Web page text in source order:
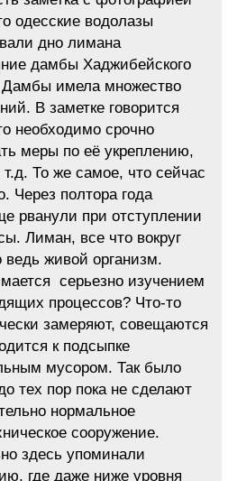
одесские водолазы
дно лимана
дамбы Хаджибейского
имела множество
В заметке говорится
необходимо срочно
меры по её укреплению,
т.д. То же самое, что сейчас
Через полтора года
рванули при отступлении
Лиман, все что вокруг
ведь живой организм.
серьезно изучением
процессов? Что-то
замеряют, совещаются
к подсыпке
мусором. Так было
тех пор пока не сделают
нормальное
сооружение.
здесь упоминали
где даже ниже уровня